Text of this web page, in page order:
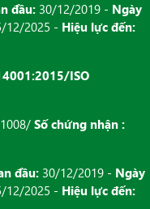
đầu: 30/12/2019 - Ngày
12/2025 - Hiệu lực đến:
ISO
Số chứng nhận :
đầu: 30/12/2019 - Ngày
12/2025 - Hiệu lực đến: